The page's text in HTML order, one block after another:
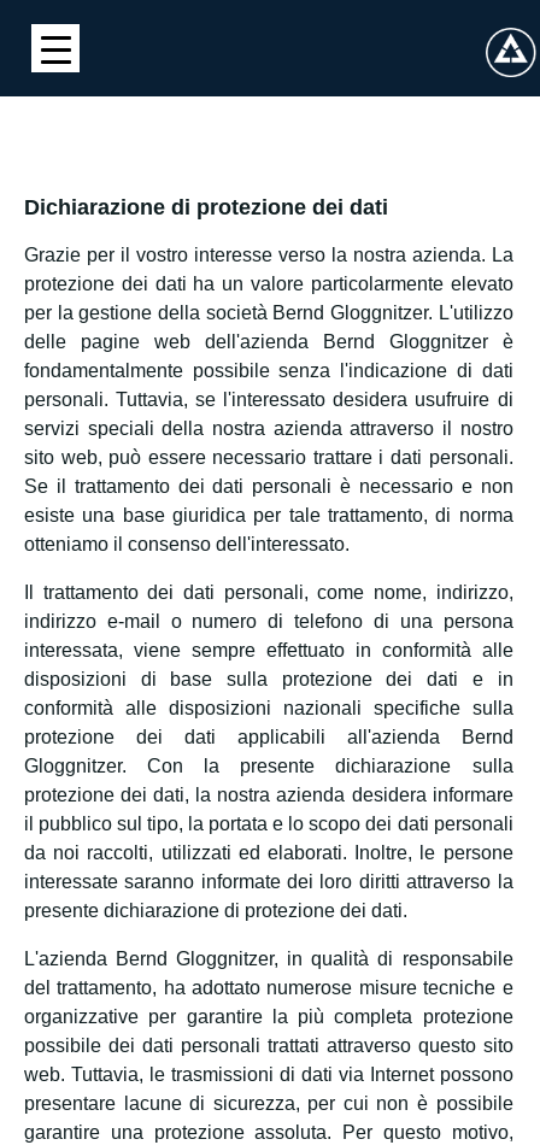
Dichiarazione di protezione dei dati
Grazie per il vostro interesse verso la nostra azienda. La
protezione dei dati ha un valore particolarmente elevato
per la gestione della società Bernd Gloggnitzer. L'utilizzo
delle pagine web dell'azienda Bernd Gloggnitzer è
fondamentalmente possibile senza l'indicazione di dati
personali. Tuttavia, se l'interessato desidera usufruire di
servizi speciali della nostra azienda attraverso il nostro
sito web, può essere necessario trattare i dati personali.
Se il trattamento dei dati personali è necessario e non
esiste una base giuridica per tale trattamento, di norma
otteniamo il consenso dell'interessato.
Il trattamento dei dati personali, come nome, indirizzo,
indirizzo e-mail o numero di telefono di una persona
interessata, viene sempre effettuato in conformità alle
disposizioni di base sulla protezione dei dati e in
conformità alle disposizioni nazionali specifiche sulla
protezione dei dati applicabili all'azienda Bernd
Gloggnitzer. Con la presente dichiarazione sulla
protezione dei dati, la nostra azienda desidera informare
il pubblico sul tipo, la portata e lo scopo dei dati personali
da noi raccolti, utilizzati ed elaborati. Inoltre, le persone
interessate saranno informate dei loro diritti attraverso la
presente dichiarazione di protezione dei dati.
L'azienda Bernd Gloggnitzer, in qualità di responsabile
del trattamento, ha adottato numerose misure tecniche e
organizzative per garantire la più completa protezione
possibile dei dati personali trattati attraverso questo sito
web. Tuttavia, le trasmissioni di dati via Internet possono
presentare lacune di sicurezza, per cui non è possibile
garantire una protezione assoluta. Per questo motivo,